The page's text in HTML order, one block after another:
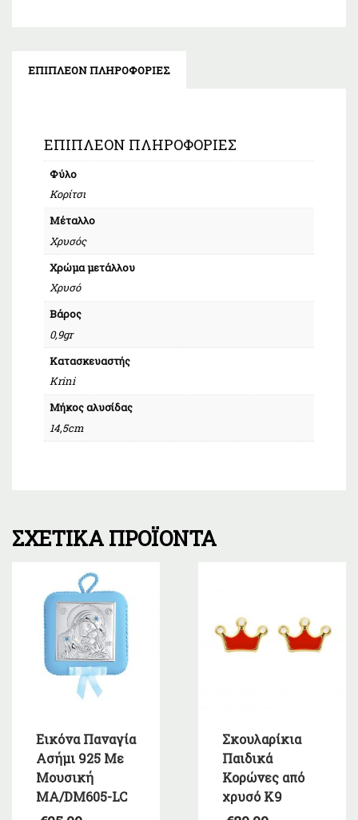
ΕΠΙΠΛΈΟΝ ΠΛΗΡΟΦΟΡΊΕΣ
ΕΠΙΠΛΈΟΝ ΠΛΗΡΟΦΟΡΊΕΣ
Φύλο
Κορίτσι
Μέταλλο
Χρυσός
Χρώμα μετάλλου
Χρυσό
Βάρος
0,9gr
Κατασκευαστής
Krini
Μήκος αλυσίδας
14,5cm
ΣΧΕΤΙΚΆ ΠΡΟΪΌΝΤΑ
Εικόνα Παναγία
Ασήμι 925 Με
Μουσική
MA/DM605-LC
Σκουλαρίκια
Παιδικά
Κορώνες από
χρυσό Κ9